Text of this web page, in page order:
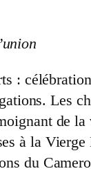
:
Les
de
à la
du